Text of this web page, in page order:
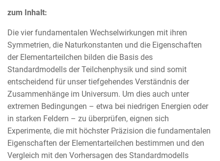
zum Inhalt:
Die vier fundamentalen Wechselwirkungen mit ihren
Symmetrien, die Naturkonstanten und die Eigenschaften
der Elementarteilchen bilden die Basis des
Standardmodells der Teilchenphysik und sind somit
entscheidend für unser tiefgehendes Verständnis der
Zusammenhänge im Universum. Um dies auch unter
extremen Bedingungen – etwa bei niedrigen Energien oder
in starken Feldern – zu überprüfen, eignen sich
Experimente, die mit höchster Präzision die fundamentalen
Eigenschaften der Elementarteilchen bestimmen und den
Vergleich mit den Vorhersagen des Standardmodells